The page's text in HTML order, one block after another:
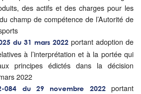
des actifs et des charges pour les
champ de compétence de l’Autorité de
du 31 mars 2022portant adoption de
à l’interprétation et à la portée qui
principes édictés dans la décision
2022
084 du 29 novembre 2022portant